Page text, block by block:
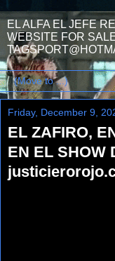
EL ALFA EL JEFE
WEBSITE FOR
Friday, December 9,
EL ZAFIRO,
EN EL SHOW